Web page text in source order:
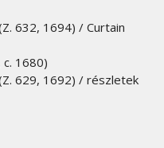
632, 1694) / Curtain
c. 1680)
629, 1692) / részletek